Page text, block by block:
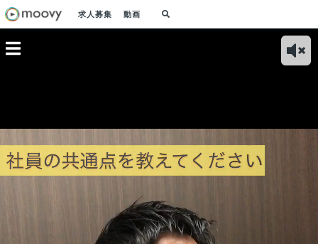
求人募集 動画
挑戦とスキルアップ
を望んでいる方には
（ベトナムオフィ
ス）社内風景をご紹
社員の成長は会社の
成長！自己研鑽をし